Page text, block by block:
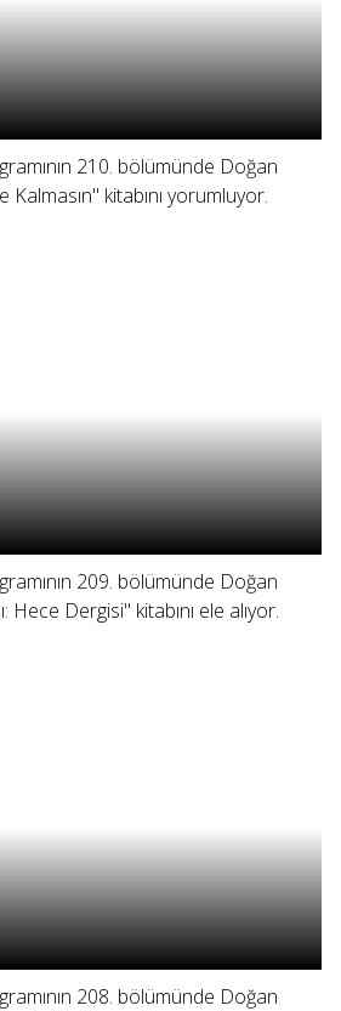
210. bölümünde Doğan
kitabını yorumluyor.
209. bölümünde Doğan
Hece Dergisi" kitabını ele alıyor.
208. bölümünde Doğan